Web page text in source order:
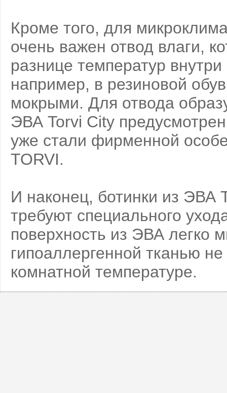
Кроме того, для
очень важен отвод влаги,
разнице температур
например, в резиновой
мокрыми. Для отвода
ЭВА Torvi City
уже стали фирменной
TORVI.
И наконец, ботинки из ЭВА
требуют специального
поверхность из ЭВА легко
гипоаллергенной тканью
комнатной температуре.